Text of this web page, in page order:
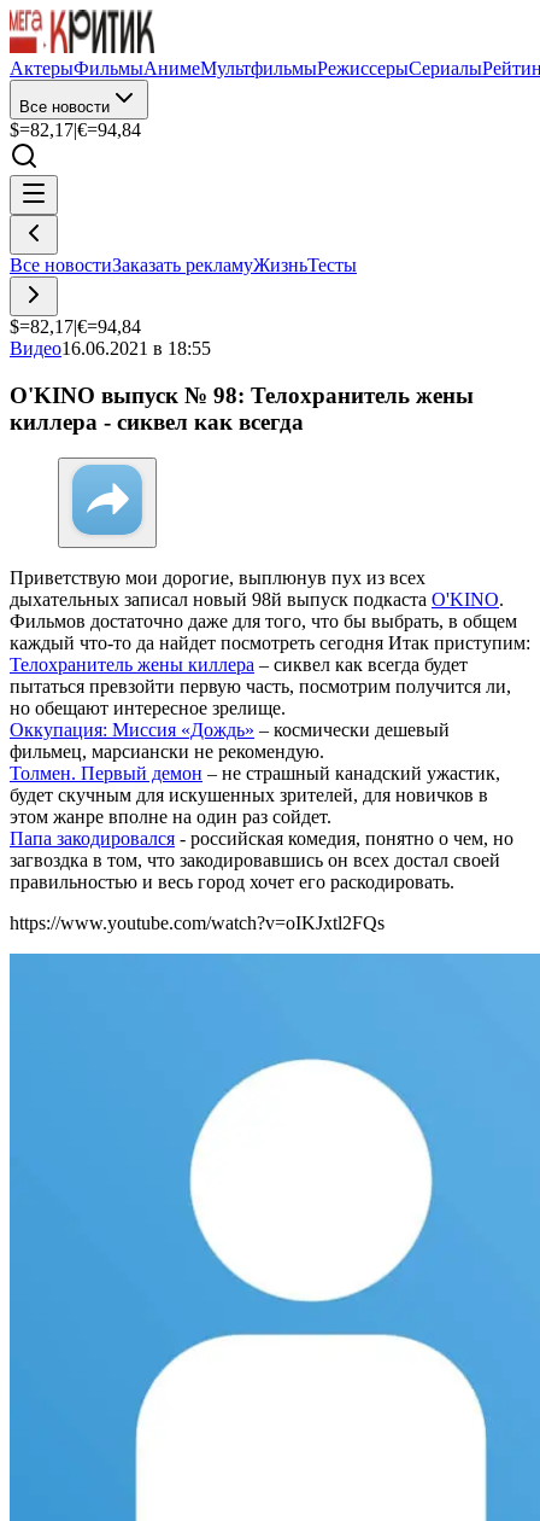
АктерыФильмыАнимеМультфильмыРежиссерыСериалы
Все новости
$=82,17|€=94,84
Все новостиЗаказать рекламуЖизньТесты
$=82,17|€=94,84
Видео16.06.2021 в 18:55
O'KINO выпуск № 98: Телохранитель жены
киллера - сиквел как всегда
Приветствую мои дорогие, выплюнув пух из всех
дыхательных записал новый 98й выпуск подкаста O'KINO.
Фильмов достаточно даже для того, что бы выбрать, в общем
каждый что-то да найдет посмотреть сегодня Итак приступим:
Телохранитель жены киллера – сиквел как всегда будет
пытаться превзойти первую часть, посмотрим получится ли,
но обещают интересное зрелище.
Оккупация: Миссия «Дождь» – космически дешевый
фильмец, марсиански не рекомендую.
Толмен. Первый демон – не страшный канадский ужастик,
будет скучным для искушенных зрителей, для новичков в
этом жанре вполне на один раз сойдет.
Папа закодировался - российская комедия, понятно о чем, но
загвоздка в том, что закодировавшись он всех достал своей
правильностью и весь город хочет его раскодировать.
https://www.youtube.com/watch?v=oIKJxtl2FQs